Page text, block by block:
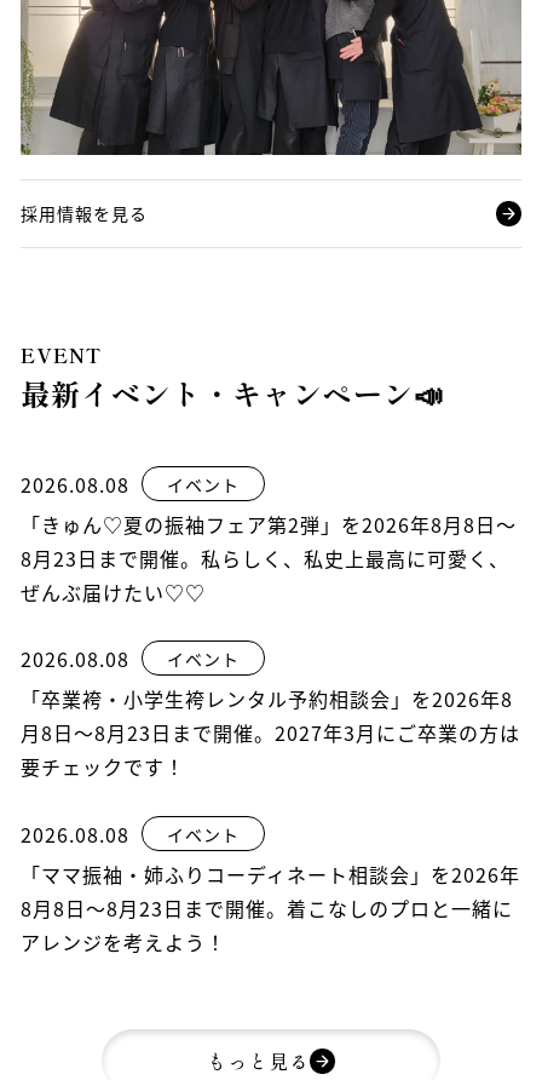
採用情報を見る
EVENT
最新イベント・キャンペーン📣
2026.08.08 イベント
「きゅん♡夏の振袖フェア第2弾」を2026年8月8日～
8月23日まで開催。私らしく、私史上最高に可愛く、
ぜんぶ届けたい♡♡
2026.08.08 イベント
「卒業袴・小学生袴レンタル予約相談会」を2026年8
月8日～8月23日まで開催。2027年3月にご卒業の方は
要チェックです！
2026.08.08 イベント
「ママ振袖・姉ふりコーディネート相談会」を2026年
8月8日～8月23日まで開催。着こなしのプロと一緒に
アレンジを考えよう！
もっと見る